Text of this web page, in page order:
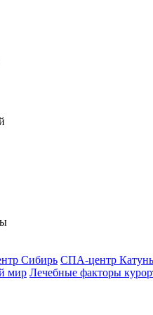
Сибирь СПА-центр Катунь
мир Лечебные факторы